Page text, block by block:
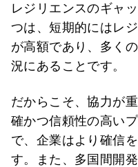
レジリエンスのギャ
つは、短期的にはレ
が高額であり、多く
況にあることです。
だからこそ、協力が
確かつ信頼性の高い
で、企業はより確信
す。また、多国間開